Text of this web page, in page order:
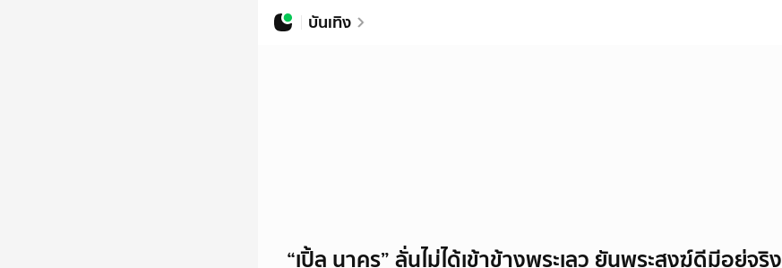
บันเทิง
“เปิ้ล นาคร” ลั่นไม่ได้เข้าข้างพระเลว ยันพระสงฆ์ดีมีอยู่จริง